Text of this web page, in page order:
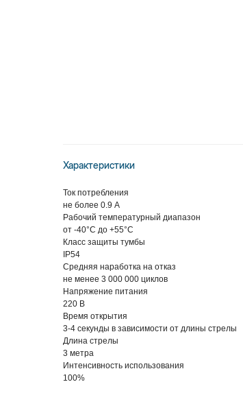
Характеристики
Ток потребления
не более 0.9 А
Рабочий температурный диапазон
от -40°C до +55°C
Класс защиты тумбы
IP54
Средняя наработка на отказ
не менее 3 000 000 циклов
Напряжение питания
220 В
Время открытия
3-4 секунды в зависимости от длины стрелы
Длина стрелы
3 метра
Интенсивность использования
100%